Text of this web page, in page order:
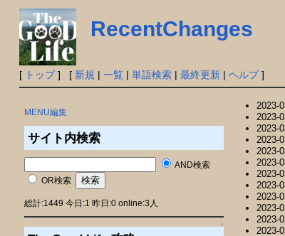
RecentChanges
[ トップ] [ 新規 | 一覧| 単語検索| 最終更新| ヘルプ]
MENU編集
サイト内検索
AND検索
OR検索
総計:1449 今日:1 昨日:0 online:3人
↑
2023-
2023-
2023-
2023-
2023-
2023-
2023-
2023-
2023-
2023-
2023-
2023-